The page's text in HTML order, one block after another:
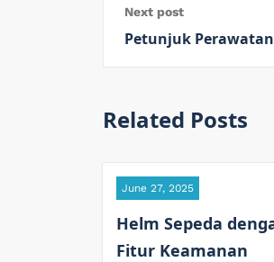
Next post
Petunjuk
Related Posts
June 27, 2025
Helm Sepeda
Fitur Keamanan